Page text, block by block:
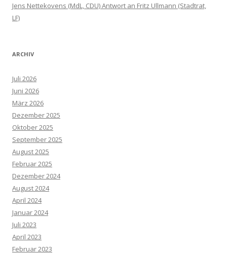
Jens Nettekovens (MdL, CDU) Antwort an Fritz Ullmann (Stadtrat,
LF)
ARCHIV
Juli 2026
Juni 2026
März 2026
Dezember 2025
Oktober 2025
September 2025
August 2025
Februar 2025
Dezember 2024
August 2024
April 2024
Januar 2024
Juli 2023
April 2023
Februar 2023